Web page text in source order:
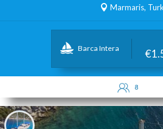
Marmaris,
Barca Intera
8